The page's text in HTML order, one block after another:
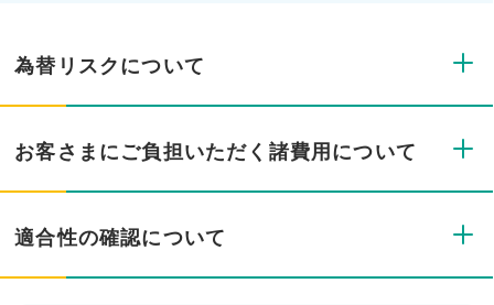
為替リスクについて
お客さまにご負担いただく諸費用について
適合性の確認について